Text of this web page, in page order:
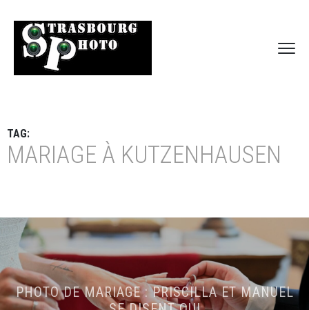
TAG:
MARIAGE À KUTZENHAUSEN
PHOTO DE MARIAGE : PRISCILLA ET MANUEL